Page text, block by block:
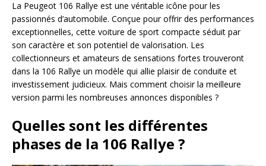
La Peugeot 106 Rallye est une véritable icône pour les
passionnés d’automobile. Conçue pour offrir des performances
exceptionnelles, cette voiture de sport compacte séduit par
son caractère et son potentiel de valorisation. Les
collectionneurs et amateurs de sensations fortes trouveront
dans la 106 Rallye un modèle qui allie plaisir de conduite et
investissement judicieux. Mais comment choisir la meilleure
version parmi les nombreuses annonces disponibles ?
Quelles sont les différentes
phases de la 106 Rallye ?